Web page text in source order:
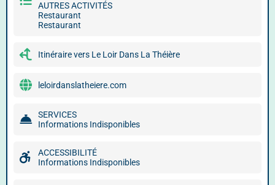
AUTRES ACTIVITÉS
Restaurant
Restaurant
Itinéraire vers Le Loir Dans La Théière
leloirdanslatheiere.com
SERVICES
Informations Indisponibles
ACCESSIBILITÉ
Informations Indisponibles